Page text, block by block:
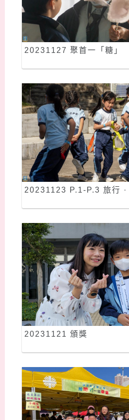
20231127 聚首一「糖」
20231123 P.1-P.3 旅行 ·
20231121 頒獎